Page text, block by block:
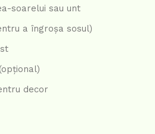
soarelui sau unt
a îngroșa sosul)
decor